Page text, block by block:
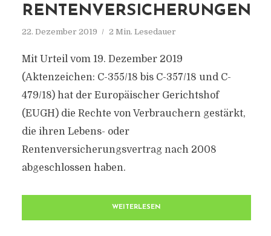
RENTENVERSICHERUNGEN
22. Dezember 2019 2 Min. Lesedauer
Mit Urteil vom 19. Dezember 2019
(Aktenzeichen: C-355/18 bis C-357/18 und C-
479/18) hat der Europäischer Gerichtshof
(EUGH) die Rechte von Verbrauchern gestärkt,
die ihren Lebens- oder
Rentenversicherungsvertrag nach 2008
abgeschlossen haben.
WEITERLESEN